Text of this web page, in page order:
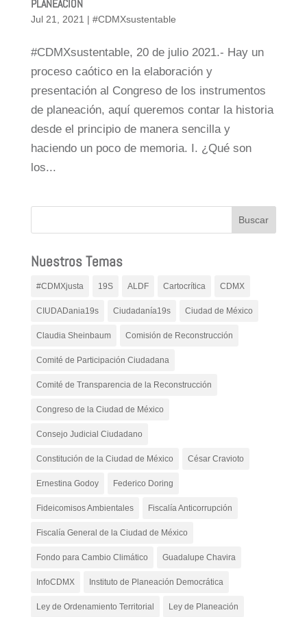
PLANEACIÓN
Jul 21, 2021 | #CDMXsustentable
#CDMXsustentable, 20 de julio 2021.- Hay un
proceso caótico en la elaboración y
presentación al Congreso de los instrumentos
de planeación, aquí queremos contar la historia
desde el principio de manera sencilla y
haciendo un poco de memoria. I. ¿Qué son
los...
Nuestros Temas
#CDMXjusta 19S ALDF Cartocrítica CDMX
CIUDADania19s Ciudadanía19s Ciudad de México
Claudia Sheinbaum Comisión de Reconstrucción
Comité de Participación Ciudadana
Comité de Transparencia de la Reconstrucción
Congreso de la Ciudad de México
Consejo Judicial Ciudadano
Constitución de la Ciudad de México César Cravioto
Ernestina Godoy Federico Doring
Fideicomisos Ambientales Fiscalía Anticorrupción
Fiscalía General de la Ciudad de México
Fondo para Cambio Climático Guadalupe Chavira
InfoCDMX Instituto de Planeación Democrática
Ley de Ordenamiento Territorial Ley de Planeación